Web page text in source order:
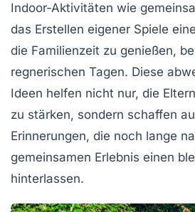
Indoor-Aktivitäten wie
das Erstellen eigener Spiele
die Familienzeit zu genießen,
regnerischen Tagen. Diese
Ideen helfen nicht nur, die
zu stärken, sondern schaffen
Erinnerungen, die noch lange
gemeinsamen Erlebnis einen
hinterlassen.